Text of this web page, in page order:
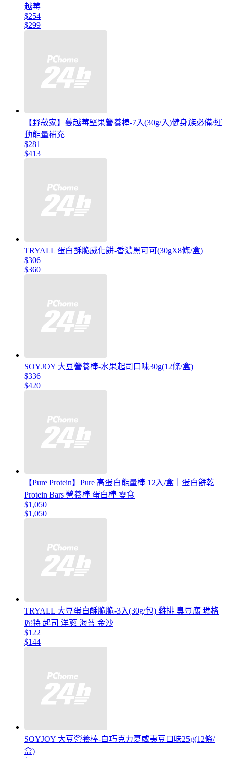
越莓
$254
$299
【野菽家】蔓越莓堅果營養棒-7入(30g/入)健身族必備/運
動能量補充
$281
$413
TRYALL 蛋白酥脆威化餅-香濃黑可可(30gX8條/盒)
$306
$360
SOYJOY 大豆營養棒-水果起司口味30g(12條/盒)
$336
$420
【Pure Protein】Pure 高蛋白能量棒 12入/盒｜蛋白餅乾
Protein Bars 營養棒 蛋白棒 零食
$1,050
$1,050
TRYALL 大豆蛋白酥脆脆-3入(30g/包) 雞排 臭豆腐 瑪格
麗特 起司 洋蔥 海苔 金沙
$122
$144
SOYJOY 大豆營養棒-白巧克力夏威夷豆口味25g(12條/
盒)